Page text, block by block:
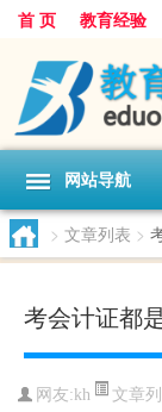
首 页 教育经验
网站导航
> 文章列表 >
考会计证都
网友: kh 文章